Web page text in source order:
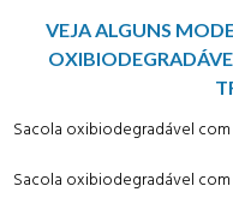
ambiente. O plástico
em até 6 cores, além de
VEJA ALGUNS
Sacola oxibiodegradável
Sacola oxibiodegradável